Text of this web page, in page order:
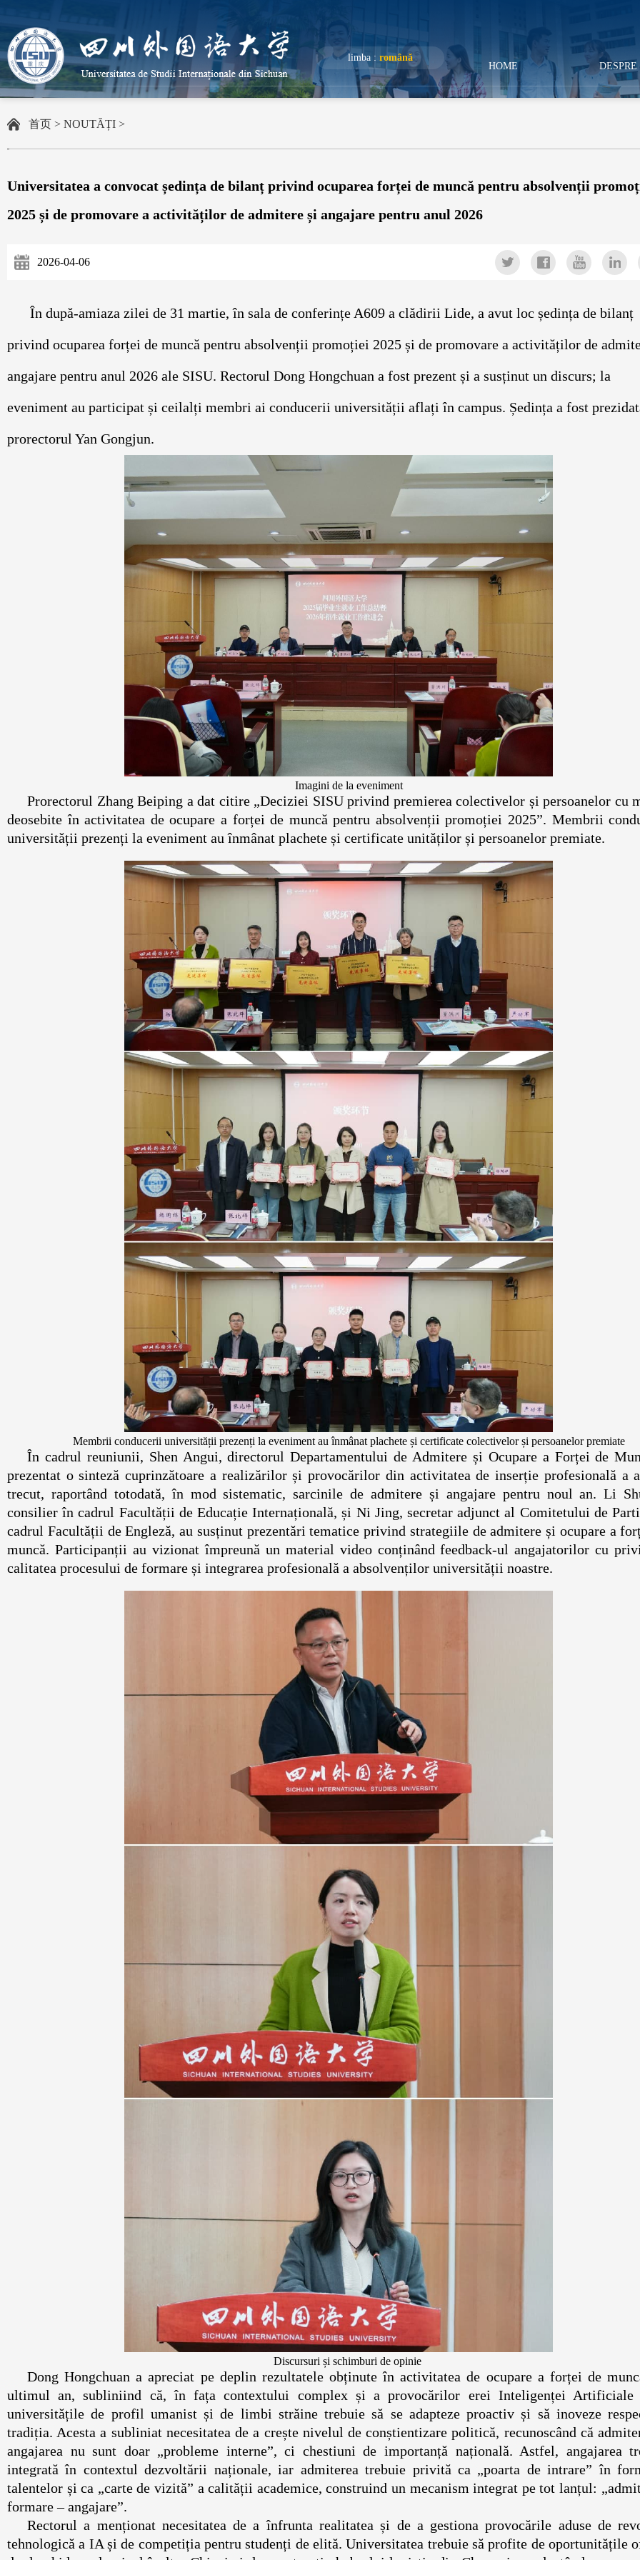
limba : română
HOME DESPRE
首页 > NOUTĂȚI >
Universitatea a convocat ședința de bilanț privind ocuparea forței de muncă pentru absolvenții
2025 și de promovare a activităților de admitere și angajare pentru anul 2026
2026-04-06
În după-amiaza zilei de 31 martie, în sala de conferințe A609 a clădirii Lide, a avut loc ședința de bilanț
privind ocuparea forței de muncă pentru absolvenții promoției 2025 și de promovare a activităților de
angajare pentru anul 2026 ale SISU. Rectorul Dong Hongchuan a fost prezent și a susținut un discurs; la
eveniment au participat și ceilalți membri ai conducerii universității aflați în campus. Ședința a fost
prorectorul Yan Gongjun.
Imagini de la eveniment
Prorectorul Zhang Beiping a dat citire „Deciziei SISU privind premierea colectivelor și persoanelor cu
deosebite în activitatea de ocupare a forței de muncă pentru absolvenții promoției 2025”. Membrii
universității prezenți la eveniment au înmânat plachete și certificate unităților și persoanelor premiate.
Membrii conducerii universității prezenți la eveniment au înmânat plachete și certificate colectivelor și persoanelor premiate
În cadrul reuniunii, Shen Angui, directorul Departamentului de Admitere și Ocupare a Forței de
prezentat o sinteză cuprinzătoare a realizărilor și provocărilor din activitatea de inserție profesională a
trecut, raportând totodată, în mod sistematic, sarcinile de admitere și angajare pentru noul an. Li
consilier în cadrul Facultății de Educație Internațională, și Ni Jing, secretar adjunct al Comitetului de
cadrul Facultății de Engleză, au susținut prezentări tematice privind strategiile de admitere și ocupare a
muncă. Participanții au vizionat împreună un material video conținând feedback-ul angajatorilor cu
calitatea procesului de formare și integrarea profesională a absolvenților universității noastre.
Discursuri și schimburi de opinie
Dong Hongchuan a apreciat pe deplin rezultatele obținute în activitatea de ocupare a forței de
ultimul an, subliniind că, în fața contextului complex și a provocărilor erei Inteligenței Artificiale
universitățile de profil umanist și de limbi străine trebuie să se adapteze proactiv și să inoveze
tradiția. Acesta a subliniat necesitatea de a crește nivelul de conștientizare politică, recunoscând că
angajarea nu sunt doar „probleme interne”, ci chestiuni de importanță națională. Astfel, angajarea
integrată în contextul dezvoltării naționale, iar admiterea trebuie privită ca „poarta de intrare” în
talentelor și ca „carte de vizită” a calității academice, construind un mecanism integrat pe tot lanțul:
formare – angajare”.
Rectorul a menționat necesitatea de a înfrunta realitatea și de a gestiona provocările aduse de
tehnologică a IA și de competiția pentru studenți de elită. Universitatea trebuie să profite de oportunitățile